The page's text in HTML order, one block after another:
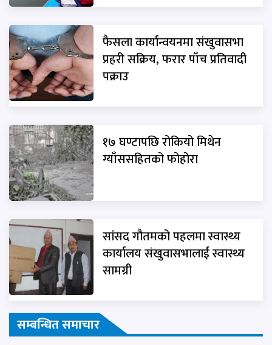
फैसला कार्यान्वयनमा संखुवासभा
प्रहरी सक्रिय, फरार पाँच प्रतिवादी
पक्राउ
१७ घण्टापछि रोकियो मिथेन
ग्याँससहितको फोहोरा
सांसद गौतमको पहलमा स्वास्थ्य
कार्यालय संखुवासभालाई स्वास्थ्य
सामग्री
सम्बन्धित समाचार